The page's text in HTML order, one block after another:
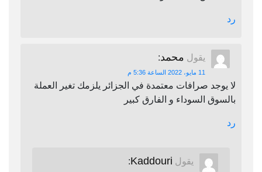
رد
يقول محمد:
11 مايو، 2022 الساعة 5:36 م
لا يوجد صرافات معتمدة في الجزائر يلزمك تغير العملة
بالسوق السوداء و الفارق كبير
رد
يقول Kaddouri
: